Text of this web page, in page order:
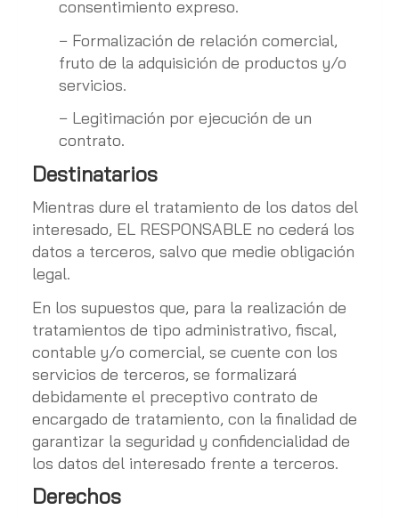
consentimiento expreso.
− Formalización de relación comercial,
fruto de la adquisición de productos y/o
servicios.
− Legitimación por ejecución de un
contrato.
Destinatarios
Mientras dure el tratamiento de los datos del
interesado, EL RESPONSABLE no cederá los
datos a terceros, salvo que medie obligación
legal.
En los supuestos que, para la realización de
tratamientos de tipo administrativo, fiscal,
contable y/o comercial, se cuente con los
servicios de terceros, se formalizará
debidamente el preceptivo contrato de
encargado de tratamiento, con la finalidad de
garantizar la seguridad y confidencialidad de
los datos del interesado frente a terceros.
Derechos